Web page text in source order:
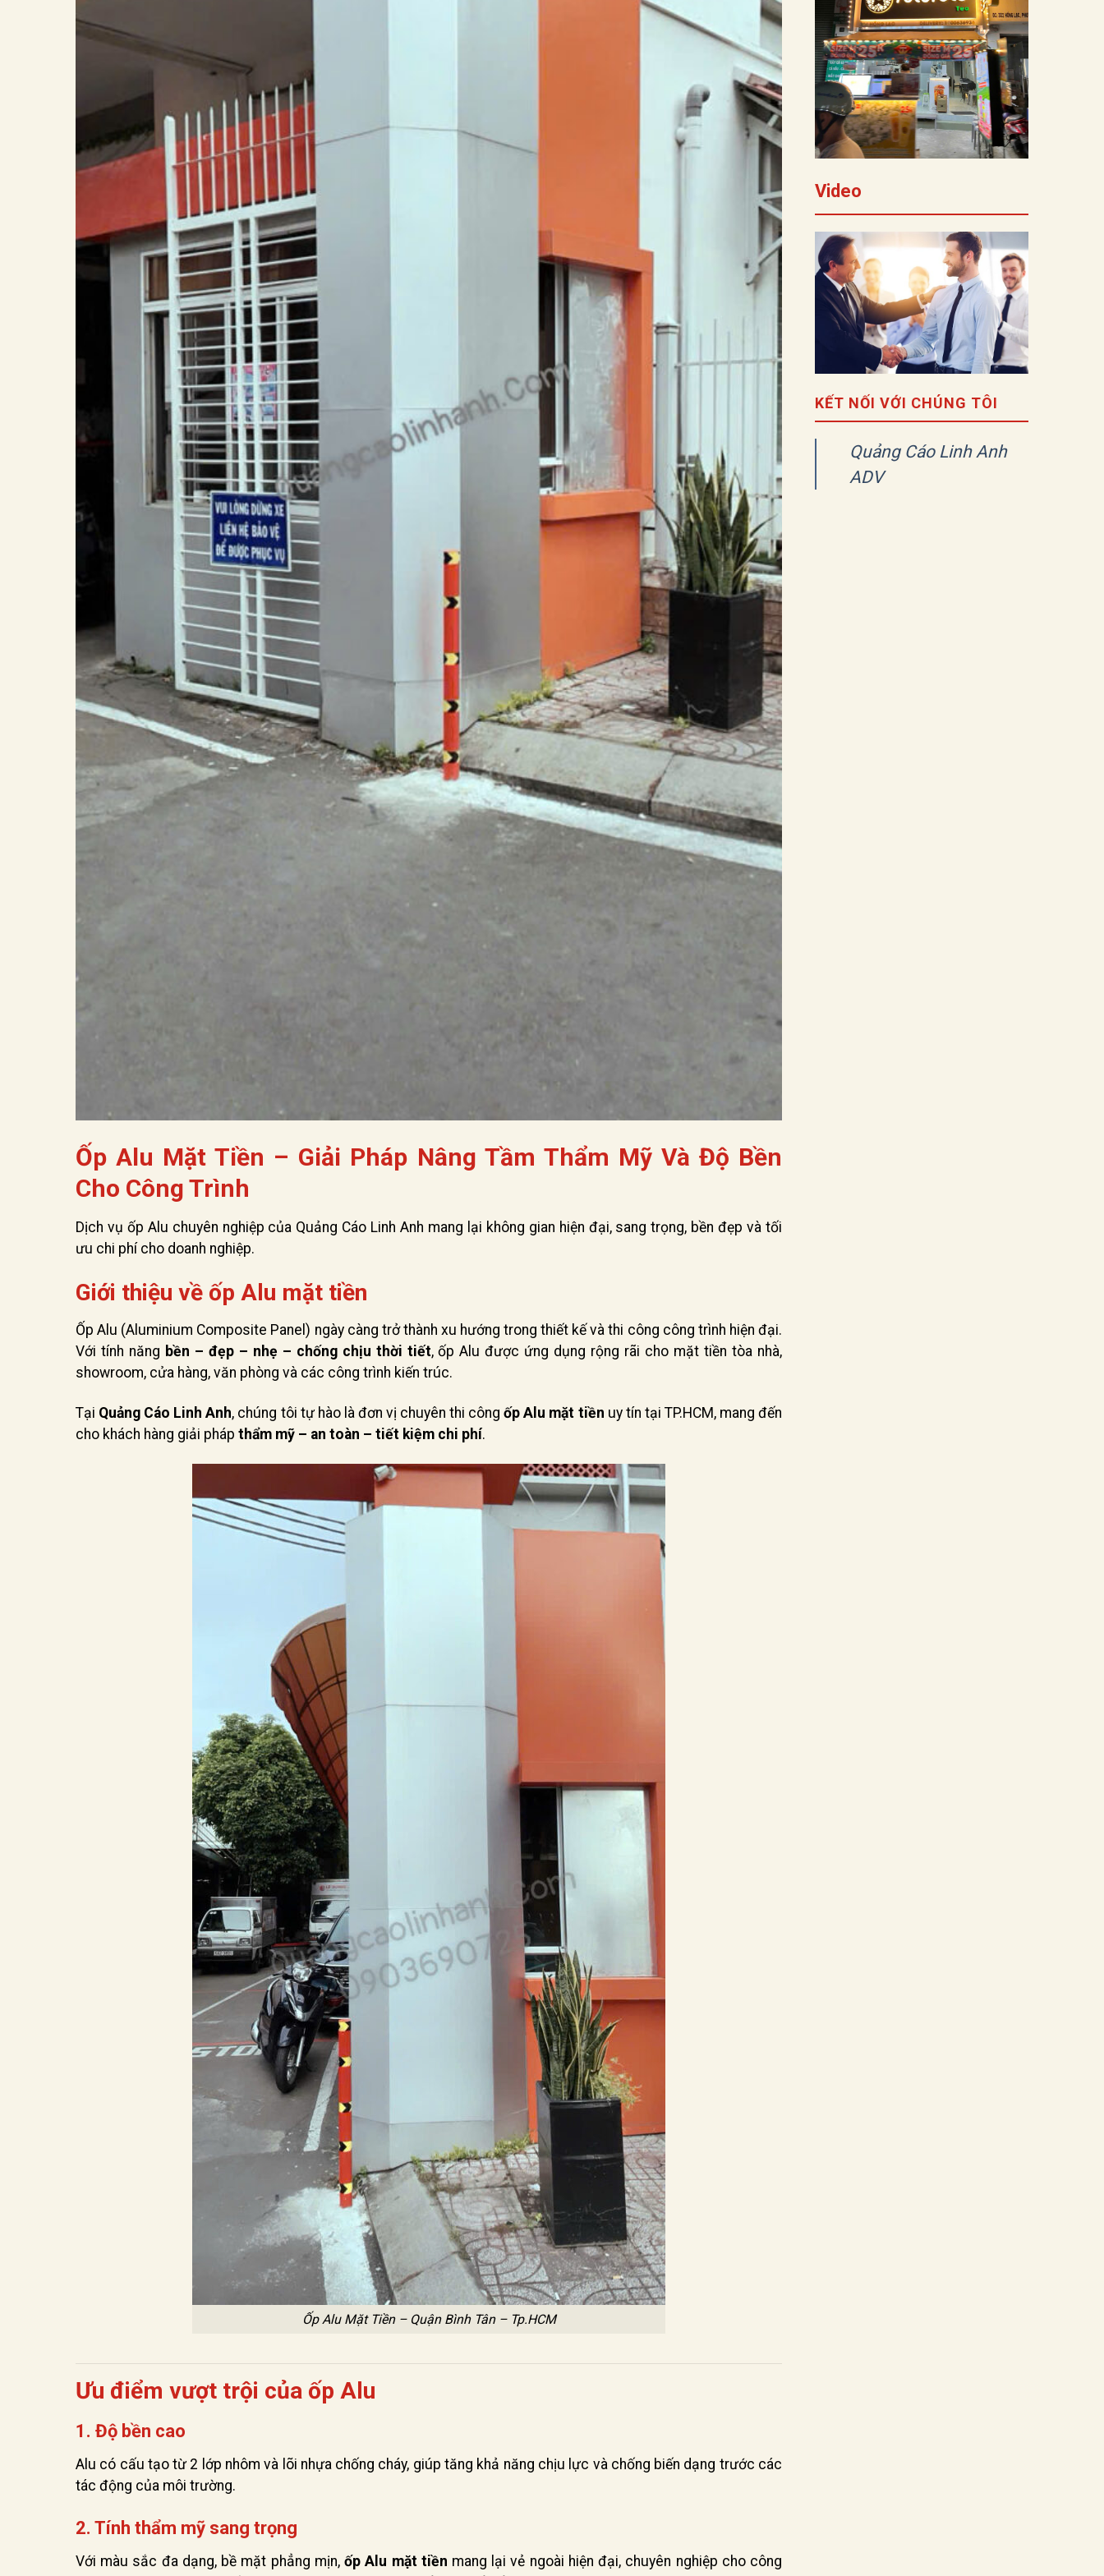
Ốp Alu Mặt Tiền – Giải Pháp Nâng Tầm Thẩm Mỹ Và Độ Bền
Cho Công Trình
Dịch vụ ốp Alu chuyên nghiệp của Quảng Cáo Linh Anh mang lại không gian hiện đại, sang trọng, bền đẹp và tối
ưu chi phí cho doanh nghiệp.
Giới thiệu về ốp Alu mặt tiền
Ốp Alu (Aluminium Composite Panel) ngày càng trở thành xu hướng trong thiết kế và thi công công trình hiện đại.
Với tính năng bền – đẹp – nhẹ – chống chịu thời tiết, ốp Alu được ứng dụng rộng rãi cho mặt tiền tòa nhà,
showroom, cửa hàng, văn phòng và các công trình kiến trúc.
Tại Quảng Cáo Linh Anh, chúng tôi tự hào là đơn vị chuyên thi côngốp Alu mặt tiền uy tín tại TP.HCM, mang đến
cho khách hàng giải pháp thẩm mỹ – an toàn – tiết kiệm chi phí.
Ốp Alu Mặt Tiền – Quận Bình Tân – Tp.HCM
Ưu điểm vượt trội của ốp Alu
1. Độ bền cao
Alu có cấu tạo từ 2 lớp nhôm và lõi nhựa chống cháy, giúp tăng khả năng chịu lực và chống biến dạng trước các
tác động của môi trường.
2. Tính thẩm mỹ sang trọng
Với màu sắc đa dạng, bề mặt phẳng mịn,ốp Alu mặt tiền mang lại vẻ ngoài hiện đại, chuyên nghiệp cho công
Video
KẾT NỐI VỚI CHÚNG TÔI
Quảng Cáo Linh Anh
ADV